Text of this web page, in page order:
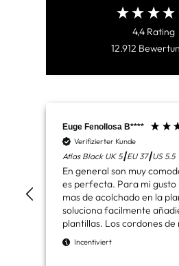
4,4 Rating
12.912
Euge Fenollosa B****
Verifizierter Kunde
Atlas Black UK 5┃EU 37┃US 5.5
En general son muy
es perfecta. Para mi
mas de acolchado en la
soluciona facilmente
plantillas. Los cordones de
vienen son de agradecer.
botas
Incentiviert